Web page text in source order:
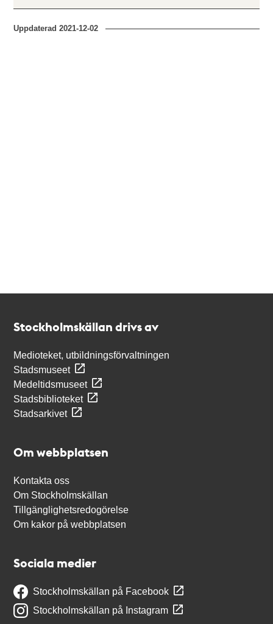
Uppdaterad2021-12-02
Stockholmskällan drivs av
Medioteket, utbildningsförvaltningen
Stadsmuseet
Medeltidsmuseet
Stadsbiblioteket
Stadsarkivet
Om webbplatsen
Kontakta oss
Om Stockholmskällan
Tillgänglighetsredogörelse
Om kakor på webbplatsen
Sociala medier
Stockholmskällan på Facebook
Stockholmskällan på Instagram